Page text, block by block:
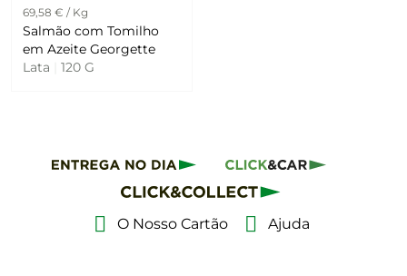
69,58 € / Kg
Salmão com Tomilho
em Azeite Georgette
Lata
120 G
O Nosso Cartão Ajuda